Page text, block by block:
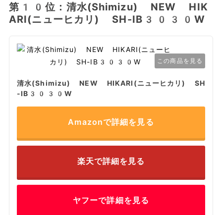
第10位：清水(Shimizu) NEW HIK
ARI(ニューヒカリ) SH-IB3030W
この商品を見る
清水(Shimizu) NEW HIKARI(ニューヒカリ) SH
-IB3030W
Amazonで詳細を見る
楽天で詳細を見る
ヤフーで詳細を見る